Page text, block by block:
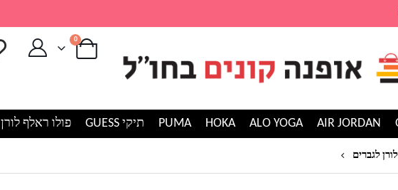
0
AIR JORDAN
ALO YOGA
HOKA
PUMA תיקי GUESS פולו ראלף לורן POLO
לגברים